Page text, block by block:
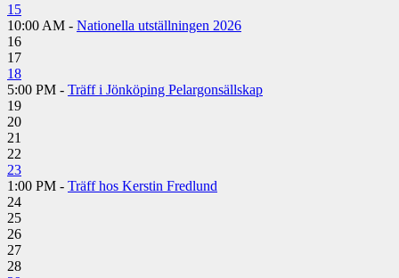
15
10:00 AM - Nationella utställningen 2026
16
17
18
5:00 PM - Träff i Jönköping Pelargonsällskap
19
20
21
22
23
1:00 PM - Träff hos Kerstin Fredlund
24
25
26
27
28